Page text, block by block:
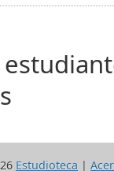
Estudioteca |